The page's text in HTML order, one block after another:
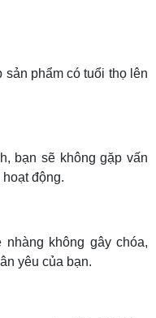
phẩm có tuổi thọ lên
bạn sẽ không gặp vấn
động.
không gây chóa,
yêu của bạn.